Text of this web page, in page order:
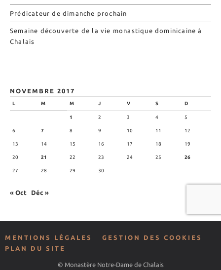
Prédicateur de dimanche prochain
Semaine découverte de la vie monastique dominicaine à
Chalais
NOVEMBRE 2017
L M M J V S D
1 2 3 4 5
6 7 8 9 10 11 12
13 14 15 16 17 18 19
20 21 22 23 24 25 26
27 28 29 30
« Oct Déc »
MENTIONS LÉGALES
GESTION DES COOKIES
PLAN DU SITE
© Monastère Notre-Dame de Chalais